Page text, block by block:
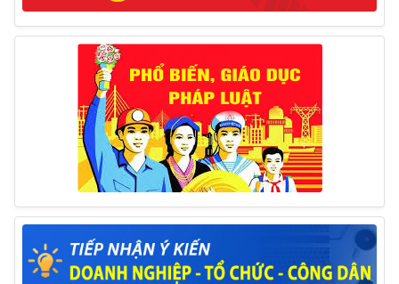
Thông báo đăng ký tiếp công dân định kỳ đợt 01
tháng 6/2025 của Chủ tịch UBND huyện
26/05/2025